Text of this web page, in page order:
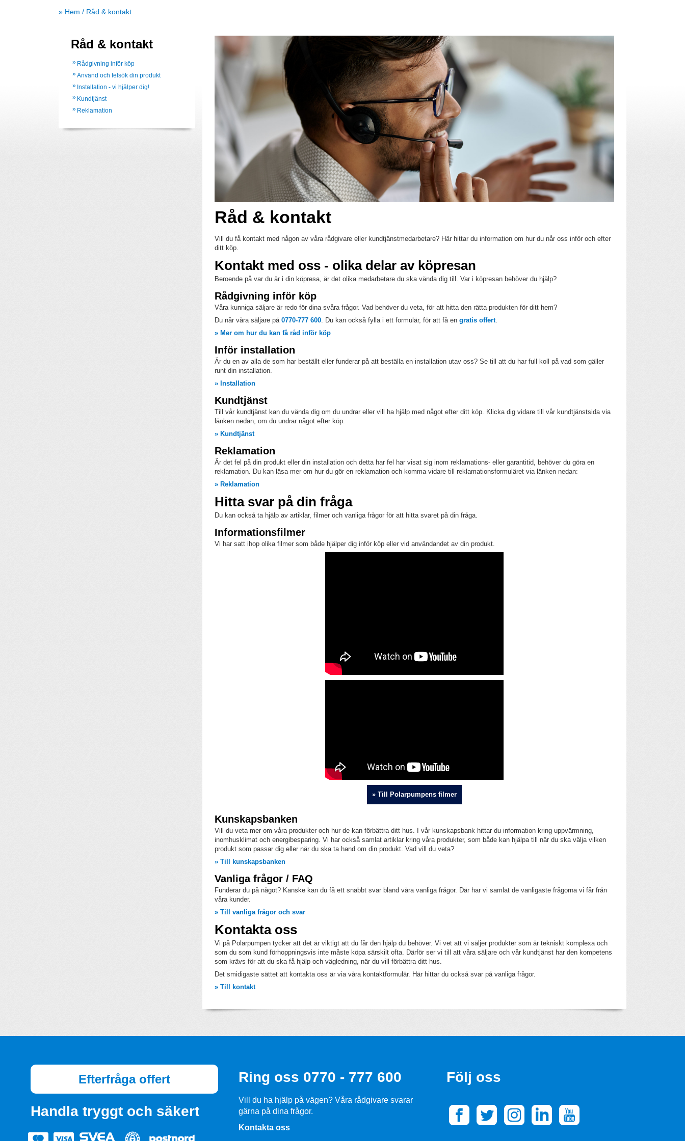
» Hem / Råd & kontakt
Råd & kontakt
Rådgivning inför köp
Använd och felsök din produkt
Installation - vi hjälper dig!
Kundtjänst
Reklamation
Råd & kontakt
Vill du få kontakt med någon av våra rådgivare eller kundtjänstmedarbetare? Här hittar du information om hur du når oss inför och efter
ditt köp.
Kontakt med oss - olika delar av köpresan
Beroende på var du är i din köpresa, är det olika medarbetare du ska vända dig till. Var i köpresan behöver du hjälp?
Rådgivning inför köp
Våra kunniga säljare är redo för dina svåra frågor. Vad behöver du veta, för att hitta den rätta produkten för ditt hem?
Du når våra säljare på 0770-777 600 . Du kan också fylla i ett formulär, för att få en gratis offert.
» Mer om hur du kan få råd inför köp
Inför installation
Är du en av alla de som har beställt eller funderar på att beställa en installation utav oss? Se till att du har full koll på vad som gäller
runt din installation.
» Installation
Kundtjänst
Till vår kundtjänst kan du vända dig om du undrar eller vill ha hjälp med något efter ditt köp. Klicka dig vidare till vår kundtjänstsida via
länken nedan, om du undrar något efter köp.
» Kundtjänst
Reklamation
Är det fel på din produkt eller din installation och detta har fel har visat sig inom reklamations- eller garantitid, behöver du göra en
reklamation. Du kan läsa mer om hur du gör en reklamation och komma vidare till reklamationsformuläret via länken nedan:
» Reklamation
Hitta svar på din fråga
Du kan också ta hjälp av artiklar, filmer och vanliga frågor för att hitta svaret på din fråga.
Informationsfilmer
Vi har satt ihop olika filmer som både hjälper dig inför köp eller vid användandet av din produkt.
» Till Polarpumpens filmer
Kunskapsbanken
Vill du veta mer om våra produkter och hur de kan förbättra ditt hus. I vår kunskapsbank hittar du information kring uppvärmning,
inomhusklimat och energibesparing. Vi har också samlat artiklar kring våra produkter, som både kan hjälpa till när du ska välja vilken
produkt som passar dig eller när du ska ta hand om din produkt. Vad vill du veta?
» Till kunskapsbanken
Vanliga frågor / FAQ
Funderar du på något? Kanske kan du få ett snabbt svar bland våra vanliga frågor. Där har vi samlat de vanligaste frågorna vi får från
våra kunder.
» Till vanliga frågor och svar
Kontakta oss
Vi på Polarpumpen tycker att det är viktigt att du får den hjälp du behöver. Vi vet att vi säljer produkter som är tekniskt komplexa och
som du som kund förhoppningsvis inte måste köpa särskilt ofta. Därför ser vi till att våra säljare och vår kundtjänst har den kompetens
som krävs för att du ska få hjälp och vägledning, när du vill förbättra ditt hus.
Det smidigaste sättet att kontakta oss är via våra kontaktformulär. Här hittar du också svar på vanliga frågor.
» Till kontakt
Efterfråga offert
Handla tryggt och säkert
Ring oss 0770 - 777 600
Vill du ha hjälp på vägen? Våra rådgivare svarar
gärna på dina frågor.
Kontakta oss
Följ oss